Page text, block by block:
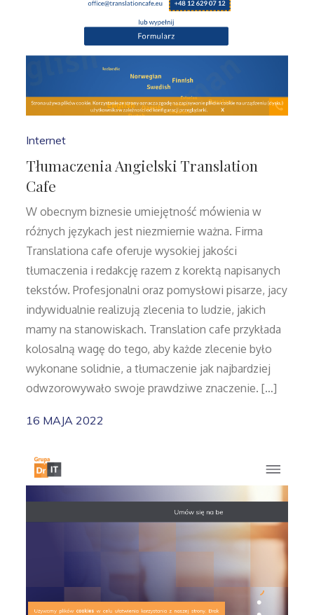
Internet
Tłumaczenia Angielski Translation
Cafe
W obecnym biznesie umiejętność mówienia w
różnych językach jest niezmiernie ważna. Firma
Translationa cafe oferuje wysokiej jakości
tłumaczenia i redakcję razem z korektą napisanych
tekstów. Profesjonalni oraz pomysłowi pisarze, jacy
indywidualnie realizują zlecenia to ludzie, jakich
mamy na stanowiskach. Translation cafe przykłada
kolosalną wagę do tego, aby każde zlecenie było
wykonane solidnie, a tłumaczenie jak najbardziej
odwzorowywało swoje prawdziwe znaczenie. […]
16 MAJA 2022